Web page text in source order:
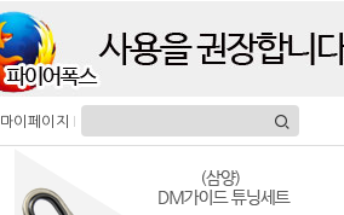
마이페이지